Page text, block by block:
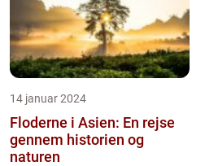
14 januar 2024
Floderne i Asien: En rejse
gennem historien og
naturen